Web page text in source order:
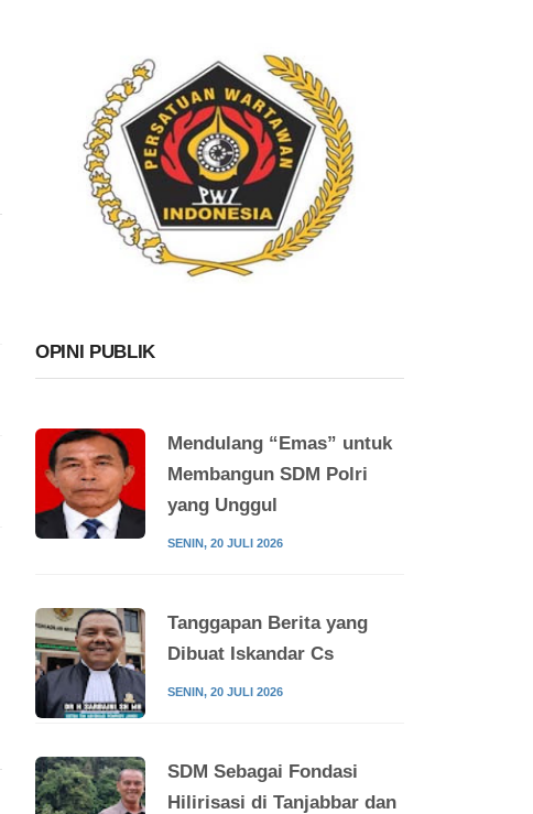
OPINI PUBLIK
Mendulang “Emas” untuk
Membangun SDM Polri
yang Unggul
SENIN, 20 JULI 2026
Tanggapan Berita yang
Dibuat Iskandar Cs
SENIN, 20 JULI 2026
SDM Sebagai Fondasi
Hilirisasi di Tanjabbar dan